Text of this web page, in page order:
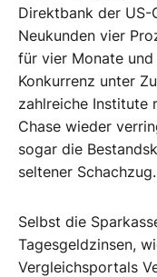
Direktbank der US-
Neukunden vier
für vier Monate
Konkurrenz unter
zahlreiche Institute
Chase wieder
sogar die
seltener Schachzug.
Selbst die
Tagesgeldzinsen,
Vergleichsportals